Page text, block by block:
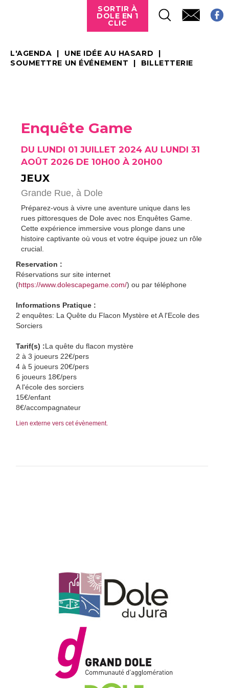
SORTIR À
DOLE EN 1
CLIC
L'AGENDA
UNE IDÉE AU HASARD
SOUMETTRE UN ÉVÉNEMENT
BILLETTERIE
Enquête Game
DU LUNDI 01 JUILLET 2024 AU LUNDI 31
AOÛT 2026 DE 10H00 À 20H00
JEUX
Grande Rue, à Dole
Préparez-vous à vivre une aventure unique dans les
rues pittoresques de Dole avec nos Enquêtes Game.
Cette expérience immersive vous plonge dans une
histoire captivante où vous et votre équipe jouez un rôle
crucial.
Reservation :
Réservations sur site internet
(https://www.dolescapegame.com/) ou par téléphone
Informations Pratique :
2 enquêtes: La Quête du Flacon Mystère et A l'Ecole des
Sorciers
Tarif(s) :La quête du flacon mystère
2 à 3 joueurs 22€/pers
4 à 5 joueurs 20€/pers
6 joueurs 18€/pers
A l'école des sorciers
15€/enfant
8€/accompagnateur
Lien externe vers cet évènement.